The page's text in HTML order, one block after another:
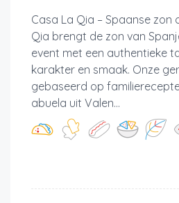
Casa La Qia – Spaanse zon
Qia brengt de zon van
event met een authentieke
karakter en smaak. Onze
gebaseerd op
abuela uit Valen...